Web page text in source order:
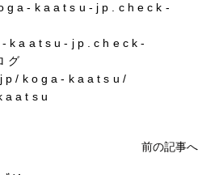
kaatsu-jp.check-
kaatsu-jp.check-
koga-kaatsu/
前の記事へ